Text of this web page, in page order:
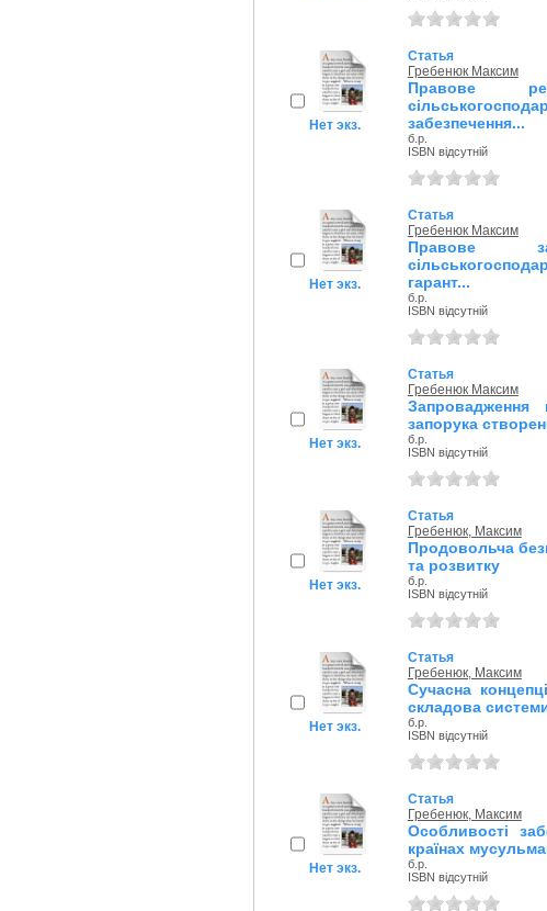
Нет экз.
Статья
Гребенюк Максим
Правове
забезпечення...
б.р.
ISBN відсутній
Нет экз.
Статья
Гребенюк Максим
Правове
гарант...
б.р.
ISBN відсутній
Нет экз.
Статья
Гребенюк Максим
Запровадження
запорука
б.р.
ISBN відсутній
Нет экз.
Статья
Гребенюк, Максим
Продовольча
та розвитку
б.р.
ISBN відсутній
Нет экз.
Статья
Гребенюк, Максим
Сучасна
складова
б.р.
ISBN відсутній
Нет экз.
Статья
Гребенюк, Максим
Особливості
країнах
б.р.
ISBN відсутній